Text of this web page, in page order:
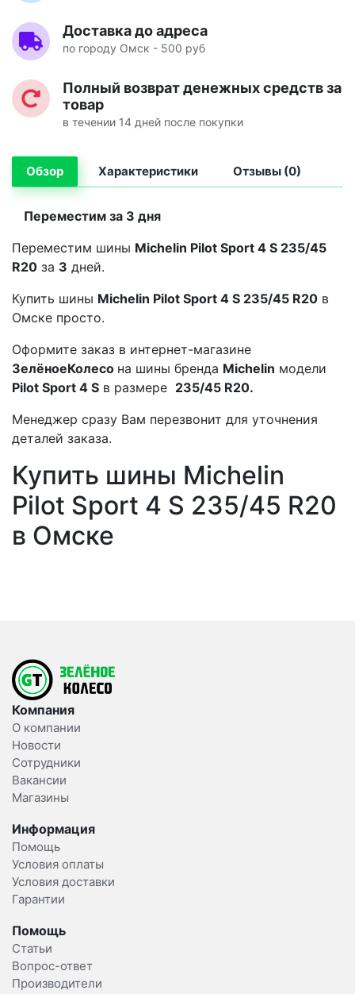
Доставка до адреса
по городу Омск - 500 руб
Полный возврат денежных средств за
товар
в течении 14 дней после покупки
Обзор Характеристики Отзывы (0)
Переместим за 3 дня
Переместим шины Michelin Pilot Sport 4 S 235/45
R20 за 3 дней.
Купить шины Michelin Pilot Sport 4 S 235/45 R20 в
Омске просто.
Оформите заказ в интернет-магазине
ЗелёноеКолесо на шины бренда Michelin модели
Pilot Sport 4 S в размере 235/45 R20.
Менеджер сразу Вам перезвонит для уточнения
деталей заказа.
Купить шины Michelin
Pilot Sport 4 S 235/45 R20
в Омске
Компания
О компании
Новости
Сотрудники
Вакансии
Магазины
Информация
Помощь
Условия оплаты
Условия доставки
Гарантии
Помощь
Статьи
Вопрос-ответ
Производители